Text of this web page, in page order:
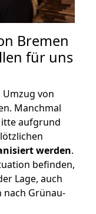
Bremen
für uns
von
Manchmal
aufgrund
werden.
befinden,
Lage, auch
Grünau-